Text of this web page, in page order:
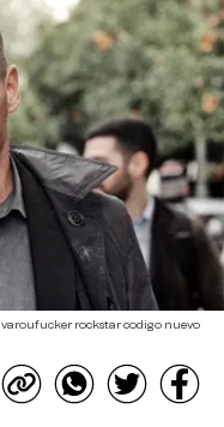
varoufucker rockstar codigo nuevo